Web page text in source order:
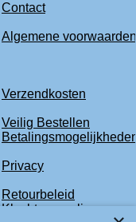
Contact
Algemene voorwaarden
Verzendkosten
Veilig Bestellen
Privacy
Retourbeleid
Klachtenregeling